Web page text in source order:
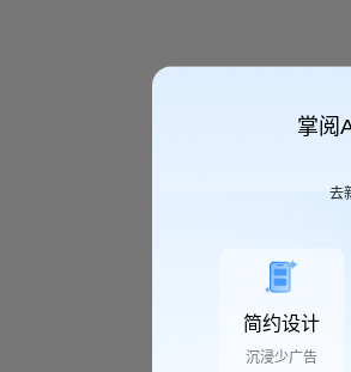
掌阅
去
简约设计
沉浸少广告